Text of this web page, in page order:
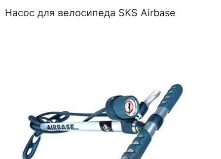
Насос для велосипеда SKS Airbase